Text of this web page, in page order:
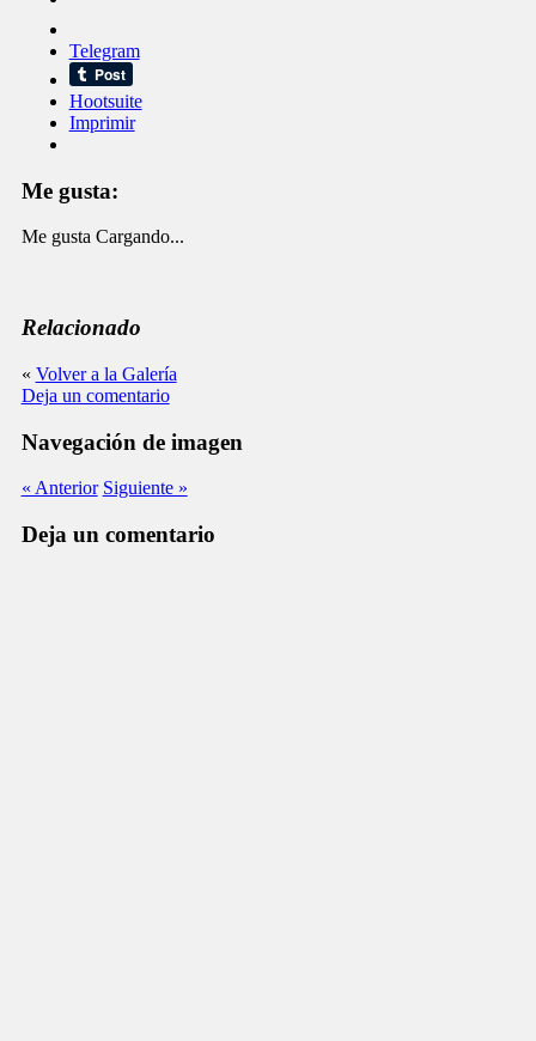
Telegram
Hootsuite
Imprimir
Me gusta:
Me gusta Cargando...
Relacionado
« Volver a la Galería
Deja un comentario
Navegación de imagen
« Anterior Siguiente »
Deja un comentario